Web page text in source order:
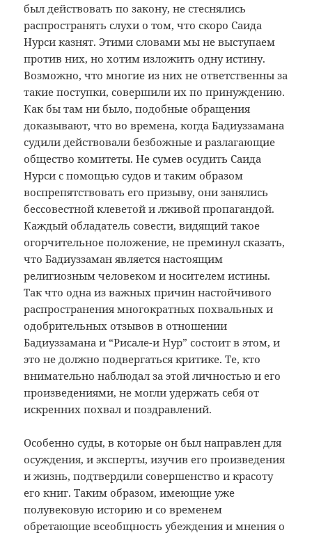
был действовать по закону, не стеснялись
распространять слухи о том, что скоро Саида
Нурси казнят. Этими словами мы не выступаем
против них, но хотим изложить одну истину.
Возможно, что многие из них не ответственны за
такие поступки, совершили их по принуждению.
Как бы там ни было, подобные обращения
доказывают, что во времена, когда Бадиуззамана
судили действовали безбожные и разлагающие
общество комитеты. Не сумев осудить Саида
Нурси с помощью судов и таким образом
воспрепятствовать его призыву, они занялись
бессовестной клеветой и лживой пропагандой.
Каждый обладатель совести, видящий такое
огорчительное положение, не преминул сказать,
что Бадиуззаман является настоящим
религиозным человеком и носителем истины.
Так что одна из важных причин настойчивого
распространения многократных похвальных и
одобрительных отзывов в отношении
Бадиуззамана и “Рисале-и Нур” состоит в этом, и
это не должно подвергаться критике. Те, кто
внимательно наблюдал за этой личностью и его
произведениями, не могли удержать себя от
искренних похвал и поздравлений.
Особенно суды, в которые он был направлен для
осуждения, и эксперты, изучив его произведения
и жизнь, подтвердили совершенство и красоту
его книг. Таким образом, имеющие уже
полувековую историю и со временем
обретающие всеобщность убеждения и мнения о